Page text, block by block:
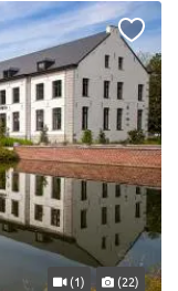
(1) (22)